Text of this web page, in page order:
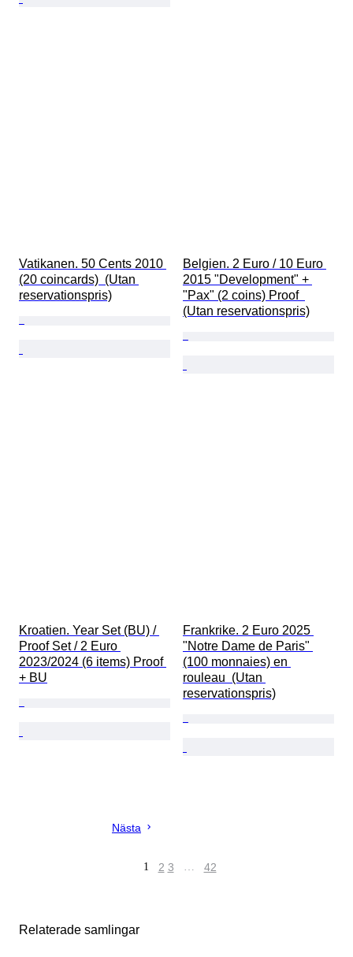
Vatikanen. 50 Cents 2010
(20 coincards)  (Utan
reservationspris)
Belgien. 2 Euro / 10 Euro
2015 "Development" +
"Pax" (2 coins) Proof
(Utan reservationspris)
Kroatien. Year Set (BU) /
Proof Set / 2 Euro
2023/2024 (6 items) Proof
+ BU
Frankrike. 2 Euro 2025
"Notre Dame de Paris"
(100 monnaies) en
rouleau  (Utan
reservationspris)
Nästa
1 2 3 … 42
Relaterade samlingar